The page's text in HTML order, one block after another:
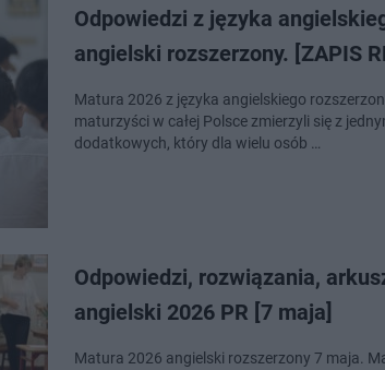
Odpowiedzi z języka
angielski rozszerzony. [ZAPIS
Matura 2026 z języka angielskiego
maturzyści w całej Polsce zmierzyli się z
dodatkowych, który dla wielu osób …
Odpowiedzi, rozwiązania,
angielski 2026 PR [7 maja]
Matura 2026 angielski rozszerzony 7 maja.